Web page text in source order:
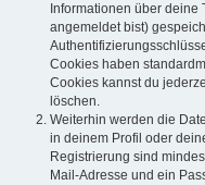
Informationen über deine
angemeldet bist)
Cookies haben
Cookies kannst du
löschen.
Weiterhin werden die
in deinem Profil oder
Registrierung sind
Mail-Adresse und ein